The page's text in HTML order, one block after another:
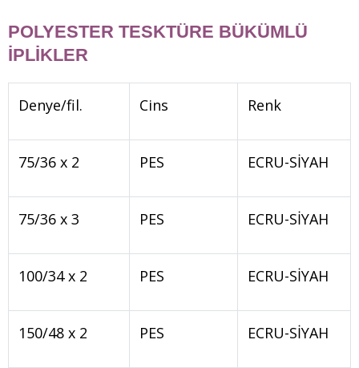
POLYESTER TESKTÜRE BÜKÜMLÜ
İPLİKLER
Denye/fil. Cins Renk
75/36 x 2 PES ECRU-SİYAH
75/36 x 3 PES ECRU-SİYAH
100/34 x 2 PES ECRU-SİYAH
150/48 x 2 PES ECRU-SİYAH